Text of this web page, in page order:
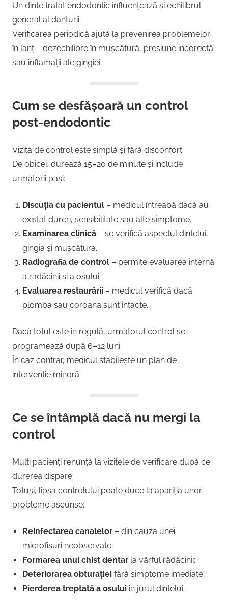
Un dinte tratat endodontic influențează și echilibrul
general al danturii.
Verificarea periodică ajută la prevenirea problemelor
în lanț – dezechilibre în mușcătură, presiune incorectă
sau inflamații ale gingiei.
Cum se desfășoară un control
post-endodontic
Vizita de control este simplă și fără disconfort.
De obicei, durează 15–20 de minute și include
următorii pași:
Discuția cu pacientul – medicul întreabă dacă au
existat dureri, sensibilitate sau alte simptome.
Examinarea clinică – se verifică aspectul dintelui,
gingia și mușcătura.
Radiografia de control – permite evaluarea internă
a rădăcinii și a osului.
Evaluarea restaurării – medicul verifică dacă
plomba sau coroana sunt intacte.
Dacă totul este în regulă, următorul control se
programează după 6–12 luni.
În caz contrar, medicul stabilește un plan de
intervenție minoră.
Ce se întâmplă dacă nu mergi la
control
Mulți pacienți renunță la vizitele de verificare după ce
durerea dispare.
Totuși, lipsa controlului poate duce la apariția unor
probleme ascunse:
Reinfectarea canalelor – din cauza unei
microfisuri neobservate;
Formarea unui chist dentar la vârful rădăcinii;
Deteriorarea obturației fără simptome imediate;
Pierderea treptată a osului în jurul dintelui.